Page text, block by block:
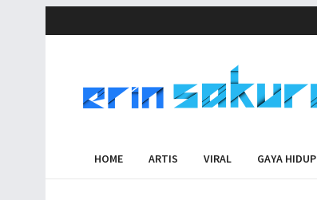
HOME ARTIS VIRAL GAYA HIDUP